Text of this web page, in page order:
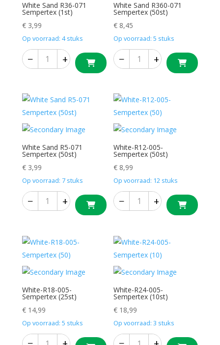
White Sand R36-071
Sempertex (1st)
€3,99
Op voorraad: 4 stuks
− +
White Sand R360-071
Sempertex (50st)
€ 8,45
Op voorraad: 5 stuks
− +
White Sand R5-071
Sempertex (50st)
€3,99
Op voorraad: 7 stuks
− +
White-R12-005-
Sempertex (50st)
€ 8,99
Op voorraad: 12 stuks
− +
White-R18-005-
Sempertex (25st)
€14,99
Op voorraad: 5 stuks
White-R24-005-
Sempertex (10st)
€ 18,99
Op voorraad: 3 stuks